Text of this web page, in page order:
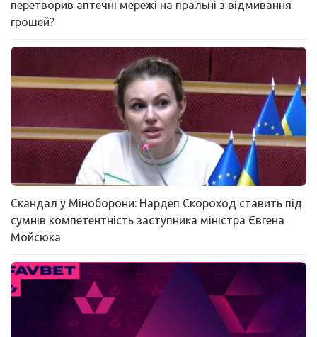
перетворив аптечні мережі на пральні з відмивання
грошей?
Скандал у Міноборони: Нардеп Скороход ставить під
сумнів компетентність заступника міністра Євгена
Мойсюка